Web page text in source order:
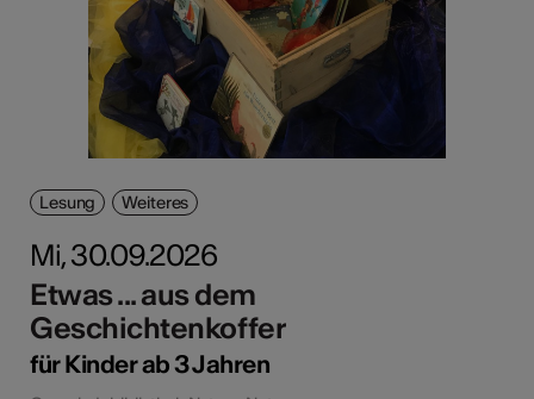
Lesung Weiteres
Mi, 30.09.2026
Etwas ... aus dem
Geschichtenkoffer
für Kinder ab 3 Jahren